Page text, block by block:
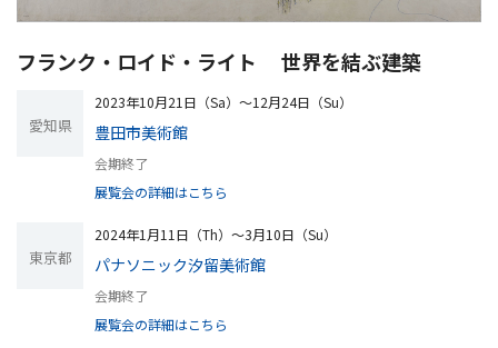
フランク・ロイド・ライト 世界を結ぶ建築
愛知県
2023年10月21日（Sa）〜12月24日（Su）
豊田市美術館
会期終了
展覧会の詳細はこちら
東京都
2024年1月11日（Th）〜3月10日（Su）
パナソニック汐留美術館
会期終了
展覧会の詳細はこちら